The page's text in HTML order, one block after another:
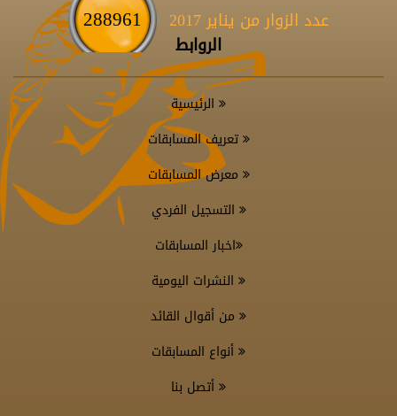
عدد الزوار من يناير 2017 288961
الروابط
الرئيسية
تعريف المسابقات
معرض المسابقات
التسجيل الفردي
اخبار المسابقات
النشرات اليومية
من أقوال القائد
أنواع المسابقات
أتصل بنا